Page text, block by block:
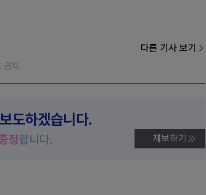
다른 기사 보기
지.
도하겠습니다.
정합니다. 제보하기